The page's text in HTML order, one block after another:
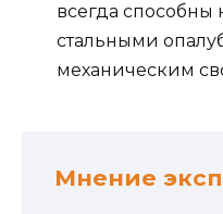
всегда способны
стальными
механическим
Мнение